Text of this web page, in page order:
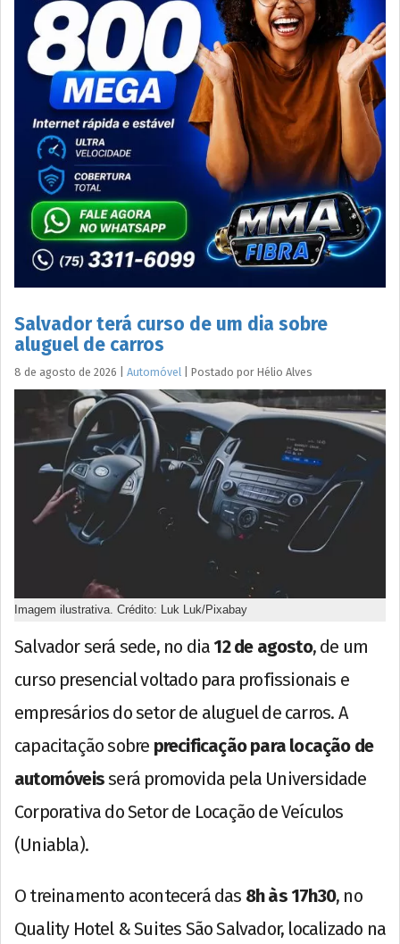
Salvador terá curso de um dia sobre
aluguel de carros
8 de agosto de 2026 Automóvel Postado por Hélio Alves
Imagem ilustrativa. Crédito: Luk Luk/Pixabay
Salvador será sede, no dia 12 de agosto, de um
curso presencial voltado para profissionais e
empresários do setor de aluguel de carros. A
capacitação sobre precificação para locação de
automóveisserá promovida pela Universidade
Corporativa do Setor de Locação de Veículos
(Uniabla).
O treinamento acontecerá das 8h às 17h30, no
Quality Hotel & Suites São Salvador, localizado na